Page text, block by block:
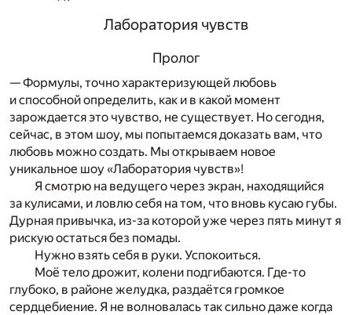
Лаборатория чувств
Пролог
— Формулы, точно характеризующей любовь
и способной определить, как и в какой момент
зарождается это чувство, не существует. Но сегодня,
сейчас, в этом шоу, мы попытаемся доказать вам, что
любовь можно создать. Мы открываем новое
уникальное шоу «Лаборатория чувств»!
Я смотрю на ведущего через экран, находящийся
за кулисами, и ловлю себя на том, что вновь кусаю губы.
Дурная привычка, из-за которой уже через пять минут я
рискую остаться без помады.
Нужно взять себя в руки. Успокоиться.
Моё тело дрожит, колени подгибаются. Где-то
глубоко, в районе желудка, раздаётся громкое
сердцебиение. Я не волновалась так сильно даже когда